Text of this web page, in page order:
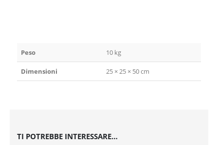
Peso 10 kg
Dimensioni 25 × 25 × 50 cm
TI POTREBBE INTERESSARE…